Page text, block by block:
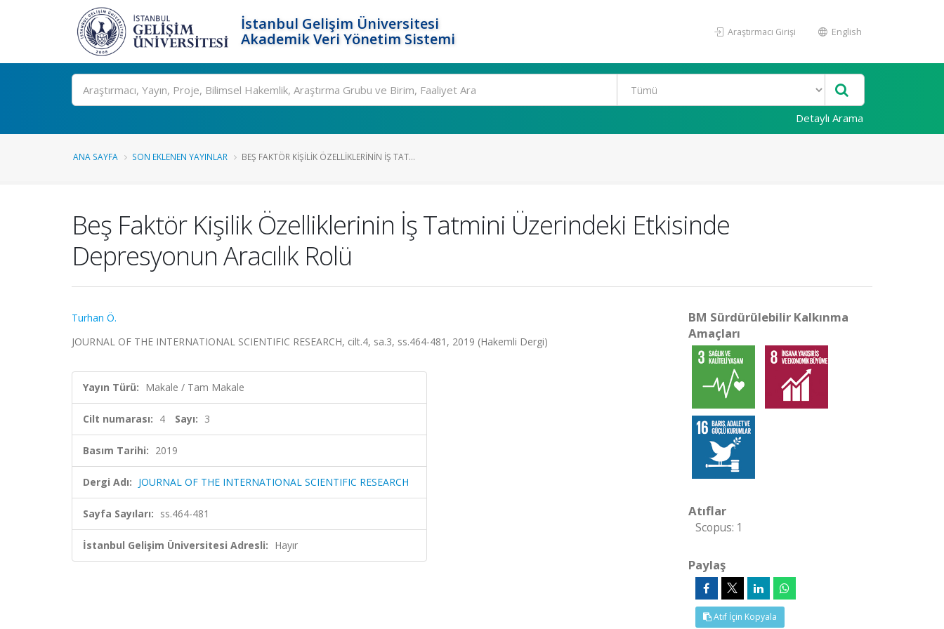
İstanbul Gelişim Üniversitesi
Akademik Veri Yönetim Sistemi
Araştırmacı Girişi English
Ara
Detaylı Arama
ANA SAYFA SON EKLENEN YAYINLAR BEŞ FAKTÖR KIŞILIK ÖZELLIKLERININ İŞ TAT...
Beş Faktör Kişilik Özelliklerinin İş Tatmini Üzerindeki Etkisinde
Depresyonun Aracılık Rolü
Turhan Ö.
JOURNAL OF THE INTERNATIONAL SCIENTIFIC RESEARCH, cilt.4, sa.3, ss.464-481, 2019 (Hakemli Dergi)
Yayın Türü: Makale / Tam Makale
Cilt numarası: 4 Sayı: 3
Basım Tarihi: 2019
Dergi Adı: JOURNAL OF THE INTERNATIONAL SCIENTIFIC RESEARCH
Sayfa Sayıları: ss.464-481
İstanbul Gelişim Üniversitesi Adresli: Hayır
BM Sürdürülebilir Kalkınma
Amaçları
Atıflar
Scopus: 1
Paylaş
Atıf İçin Kopyala